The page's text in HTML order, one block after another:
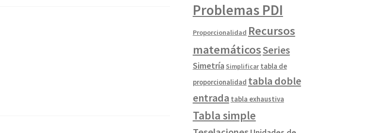
Problemas PDI
Proporcionalidad Recursos
matemáticosSeries
Simetría Simplificar tabla de
proporcionalidad tabla doble
entrada tabla exhaustiva
Tabla simple